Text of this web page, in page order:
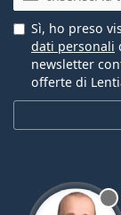
Sì, ho preso
dati personali
newsletter
offerte di